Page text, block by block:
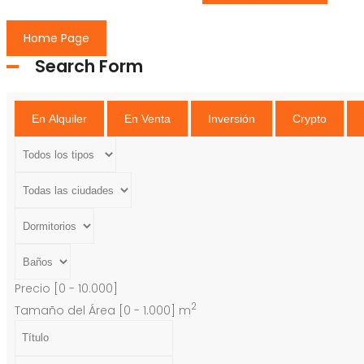
Home Page
Search Form
En Alquiler En Venta Inversión Crypto
Precio [ 0 - 10.000
Tamaño del Área [0 - 1.000] m2